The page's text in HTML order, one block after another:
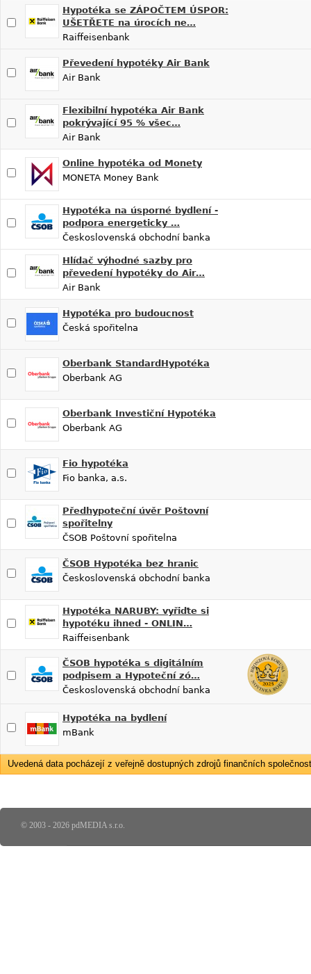
Hypotéka se ZÁPOČTEM ÚSPOR:
UŠETŘETE na úrocích ne…
Raiffeisenbank
Převedení hypotéky Air Bank
Air Bank
Flexibilní hypotéka Air Bank
pokrývající 95 % všec…
Air Bank
Online hypotéka od Monety
MONETA Money Bank
Hypotéka na úsporné bydlení -
podpora energeticky …
Československá obchodní banka
Hlídač výhodné sazby pro
převedení hypotéky do Air…
Air Bank
Hypotéka pro budoucnost
Česká spořitelna
Oberbank StandardHypotéka
Oberbank AG
Oberbank Investiční Hypotéka
Oberbank AG
Fio hypotéka
Fio banka, a.s.
Předhypoteční úvěr Poštovní
spořitelny
ČSOB Poštovní spořitelna
ČSOB Hypotéka bez hranic
Československá obchodní banka
Hypotéka NARUBY: vyřiďte si
hypotéku ihned - ONLIN…
Raiffeisenbank
ČSOB hypotéka s digitálním
podpisem a Hypoteční zó…
Československá obchodní banka
Hypotéka na bydlení
mBank
Uvedená data pocházejí z veřejně dostupných zdrojů finančních
© 2003 - 2026 pdMEDIA s.r.o.